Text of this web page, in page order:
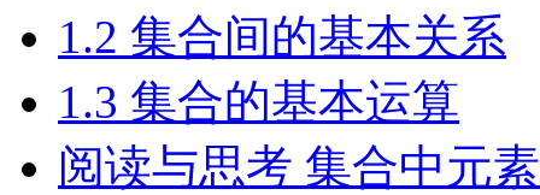
1.2 集合间的基本关系
1.3 集合的基本运算
阅读与思考 集合中元